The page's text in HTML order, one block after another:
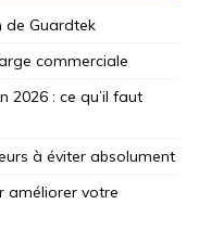
de Guardtek
commerciale
2026 : ce qu’il faut
à éviter absolument
améliorer votre